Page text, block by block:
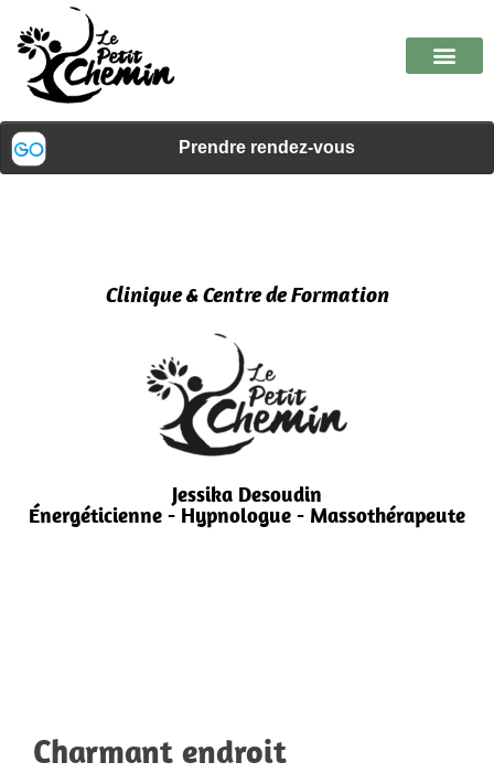
Clinique & Centre de Formation
Jessika Desoudin
Énergéticienne - Hypnologue - Massothérapeute
Charmant endroit